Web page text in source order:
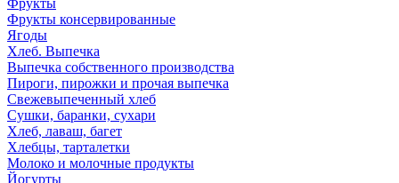
Фрукты
Фрукты консервированные
Ягоды
Хлеб. Выпечка
Выпечка собственного производства
Пироги, пирожки и прочая выпечка
Свежевыпеченный хлеб
Сушки, баранки, сухари
Хлеб, лаваш, багет
Хлебцы, тарталетки
Молоко и молочные продукты
Йогурты